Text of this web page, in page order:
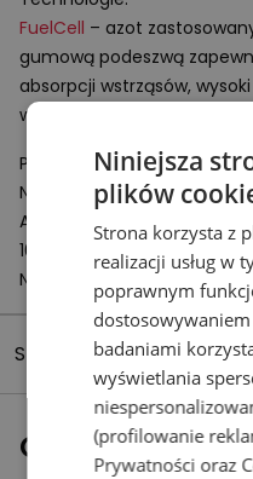
FuelCell – azot
gumową podeszwą
absorpcji wstrząsów,
wsparcia podczas biegu.
Podmiot odpowiedzialny:
New Balance Europe BV
A-Factorij, Pilotenstraat 35
1059 CH Amsterdam
Netherlands
Szczegóły produktu
Ostatnio
Niniejsza
plików
Strona korzysta z
realizacji usług w
poprawnym
badaniami
wyświetlania
(profilowanie
Prywatności oraz